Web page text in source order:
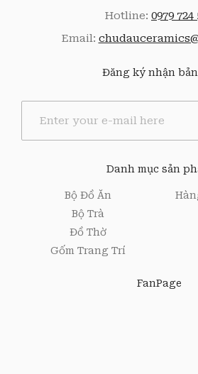
Hotline: 0979 724
Email:
Đăng ký nhận
Danh mục sản
Bộ Đồ Ăn
Bộ Trà
Đồ Thờ
Gốm Trang Trí
FanPage